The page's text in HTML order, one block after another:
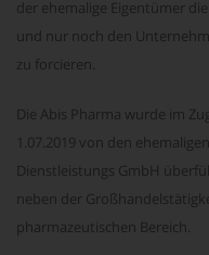
der ehemalige Eigentümer
und nur noch den
zu forcieren.
Die Abis Pharma wurde im
1.07.2019 von den
Dienstleistungs GmbH
neben der
pharmazeutischen Bereich.